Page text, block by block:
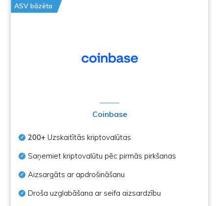
ASV bāzēta
Coinbase
200+ Uzskaitītās kriptovalūtas
Saņemiet kriptovalūtu pēc pirmās pirkšanas
Aizsargāts ar apdrošināšanu
Droša uzglabāšana ar seifa aizsardzību